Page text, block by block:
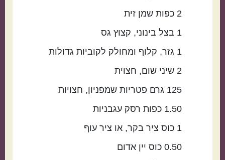
2 כפות שמן זית
1 בצל בינוני קצוץ גס
1 גזר קלוף ומחולק לקוביות גדולות
2 שיני שום חצוית
125 גרם פטריות שמפניון חצויות
1.50 כפות רסק עגבניות
1 כוס ציר בקר או ציר עוף
0.50 כוס יין אדום